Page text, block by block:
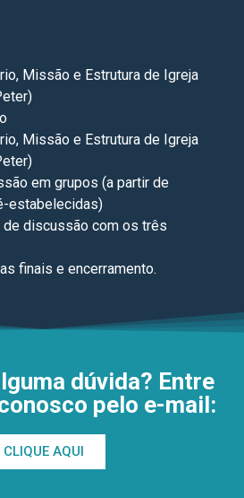
Missão e Estrutura de Igreja
Missão e Estrutura de Igreja
em grupos (a partir de
estabelecidas)
de discussão com os três
finais e encerramento.
dúvida? Entre
pelo e-mail:
CLIQUE AQUI